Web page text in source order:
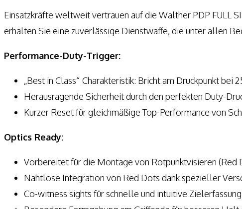
Einsatzkräfte weltweit vertrauen auf die Walther PDP FULL
erhalten Sie eine zuverlässige Dienstwaffe, die unter allen
Performance-Duty-Trigger:
„Best in Class“ Charakteristik: Bricht am Druckpunkt
Herausragende Sicherheit durch den perfekten Duty-
Kurzer Reset für gleichmäßige Top-Performance von
Optics Ready:
Vorbereitet für die Montage von Rotpunktvisieren (Red
Nahtlose Integration von Red Dots dank spezieller
Co-witness sights für schnelle und intuitive Zielerfassung